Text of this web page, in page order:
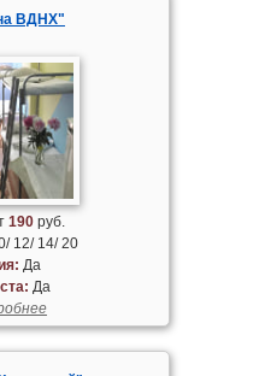
ВДНХ"
190 руб.
12/ 14/ 20
Да
Да